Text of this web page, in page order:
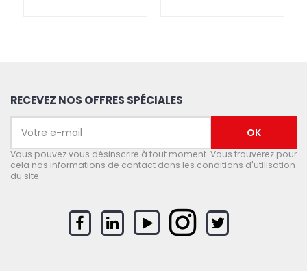
RECEVEZ NOS OFFRES SPÉCIALES
Vous pouvez vous désinscrire à tout moment. Vous trouverez pour
cela nos informations de contact dans les conditions d'utilisation
du site.